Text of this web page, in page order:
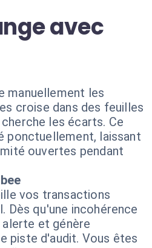
avec
manuellement les
croise dans des feuilles
les écarts. Ce
ponctuellement, laissant
ouvertes pendant
vos transactions
Dès qu'une incohérence
et génère
piste d'audit. Vous êtes